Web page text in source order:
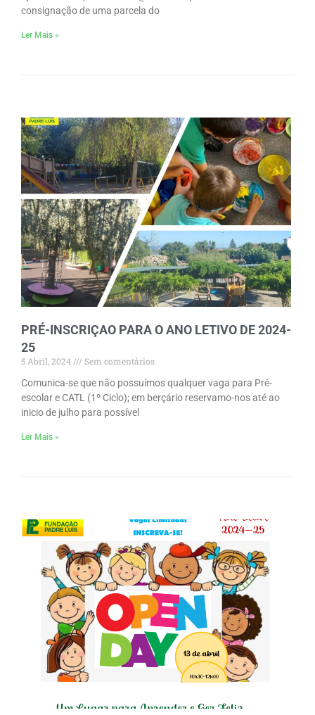
consignação de uma parcela do
Ler Mais »
PRÉ-INSCRIÇAO PARA O ANO LETIVO DE 2024-
25
5 Abril, 2024
Sem comentários
Comunica-se que não possuímos qualquer vaga para Pré-
escolar e CATL (1º Ciclo); em berçário reservamo-nos até ao
inicio de julho para possível
Ler Mais »